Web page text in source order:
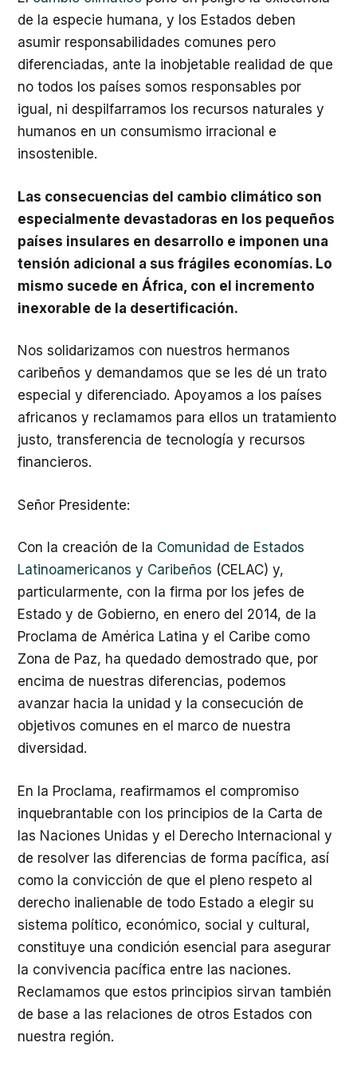
de la especie humana, y los Estados deben
asumir responsabilidades comunes pero
diferenciadas, ante la inobjetable realidad de que
no todos los países somos responsables por
igual, ni despilfarramos los recursos naturales y
humanos en un consumismo irracional e
insostenible.
Las consecuencias del cambio climático son
especialmente devastadoras en los pequeños
países insulares en desarrollo e imponen una
tensión adicional a sus frágiles economías. Lo
mismo sucede en África, con el incremento
inexorable de la desertificación.
Nos solidarizamos con nuestros hermanos
caribeños y demandamos que se les dé un trato
especial y diferenciado. Apoyamos a los países
africanos y reclamamos para ellos un tratamiento
justo, transferencia de tecnología y recursos
financieros.
Señor Presidente:
Con la creación de la Comunidad de Estados
Latinoamericanos y Caribeños (CELAC) y,
particularmente, con la firma por los jefes de
Estado y de Gobierno, en enero del 2014, de la
Proclama de América Latina y el Caribe como
Zona de Paz, ha quedado demostrado que, por
encima de nuestras diferencias, podemos
avanzar hacia la unidad y la consecución de
objetivos comunes en el marco de nuestra
diversidad.
En la Proclama, reafirmamos el compromiso
inquebrantable con los principios de la Carta de
las Naciones Unidas y el Derecho Internacional y
de resolver las diferencias de forma pacífica, así
como la convicción de que el pleno respeto al
derecho inalienable de todo Estado a elegir su
sistema político, económico, social y cultural,
constituye una condición esencial para asegurar
la convivencia pacífica entre las naciones.
Reclamamos que estos principios sirvan también
de base a las relaciones de otros Estados con
nuestra región.